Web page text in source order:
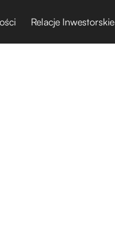
Relacje Inwestorskie